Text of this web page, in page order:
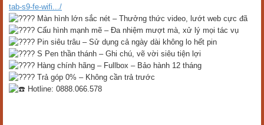
tab-s9-fe-wifi.../
Màn hình lớn sắc nét – Thưởng thức video, lướt web cực đã
Cấu hình mạnh mẽ – Đa nhiệm mượt mà, xử lý mọi tác vụ
Pin siêu trâu – Sử dụng cả ngày dài không lo hết pin
S Pen thần thánh – Ghi chú, vẽ vời siêu tiện lợi
Hàng chính hãng – Fullbox – Bảo hành 12 tháng
Trả góp 0% – Không cần trả trước
Hotline: 0888.066.578